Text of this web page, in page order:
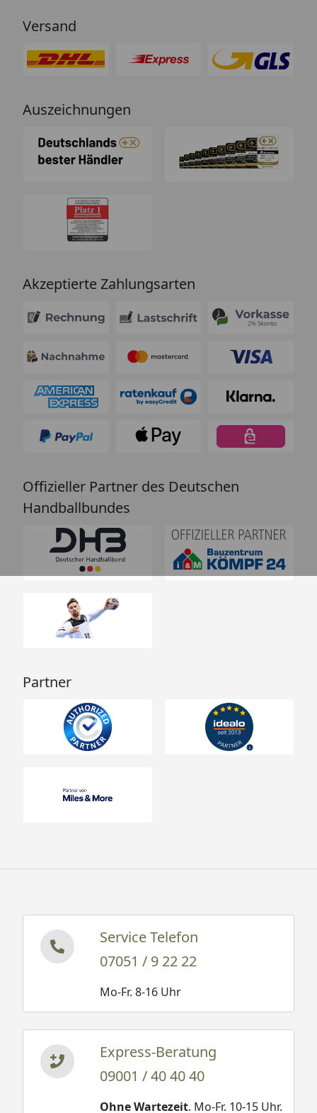
Versand
Auszeichnungen
Akzeptierte Zahlungsarten
Offizieller Partner des Deutschen
Handballbundes
Partner
Service Telefon
07051 / 9 22 22
Mo-Fr. 8-16 Uhr
Express-Beratung
09001 / 40 40 40
Ohne Wartezeit. Mo-Fr. 10-15 Uhr.